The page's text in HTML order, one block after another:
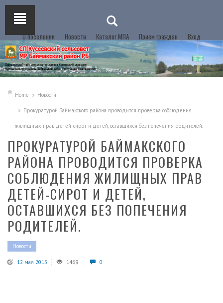
О поселении Новости Каталог МПА Прием граждан Вход
Home Новости
Прокуратурой Баймакского района проводится проверка соблюдения
жилищных прав детей-сирот и детей, оставшихся без попечения родителей.
ПРОКУРАТУРОЙ БАЙМАКСКОГО
РАЙОНА ПРОВОДИТСЯ ПРОВЕРКА
СОБЛЮДЕНИЯ ЖИЛИЩНЫХ ПРАВ
ДЕТЕЙ-СИРОТ И ДЕТЕЙ,
ОСТАВШИХСЯ БЕЗ ПОПЕЧЕНИЯ
РОДИТЕЛЕЙ.
Новости
12 мая 2015 1469 0